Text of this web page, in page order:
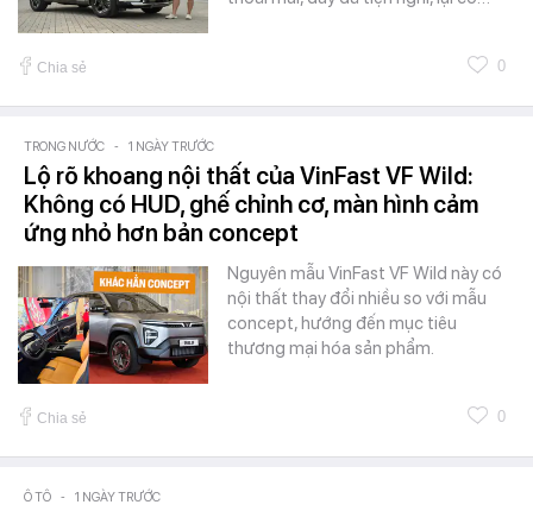
Chia sẻ 0
TRONG NƯỚC - 1 NGÀY TRƯỚC
Lộ rõ khoang nội thất của VinFast VF Wild:
Không có HUD, ghế chỉnh cơ, màn hình cảm
ứng nhỏ hơn bản concept
Nguyên mẫu VinFast VF Wild này có
nội thất thay đổi nhiều so với mẫu
concept, hướng đến mục tiêu
thương mại hóa sản phẩm.
Chia sẻ 0
Ô TÔ - 1 NGÀY TRƯỚC